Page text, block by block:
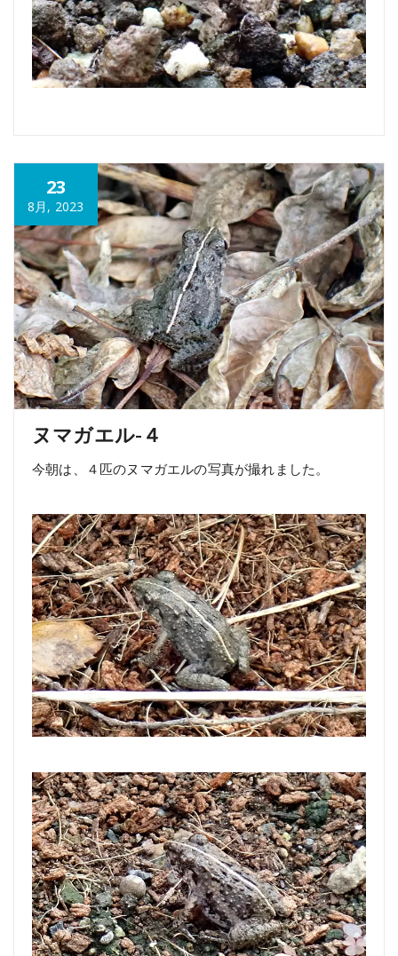
23
8月, 2023
ヌマガエル-４
今朝は、４匹のヌマガエルの写真が撮れました。